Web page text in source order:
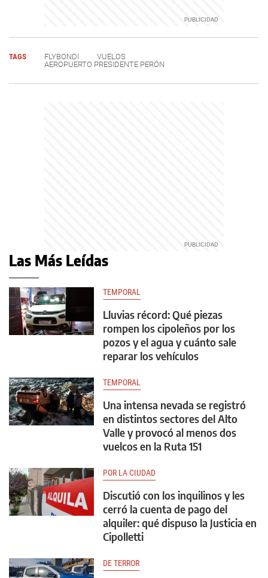
TAGS FLYBONDI
VUELOS
AEROPUERTO PRESIDENTE PERÓN
Las Más Leídas
TEMPORAL
Lluvias récord: Qué piezas
rompen los cipoleños por los
pozos y el agua y cuánto sale
reparar los vehículos
TEMPORAL
Una intensa nevada se registró
en distintos sectores del Alto
Valle y provocó al menos dos
vuelcos en la Ruta 151
POR LA CIUDAD
Discutió con los inquilinos y les
cerró la cuenta de pago del
alquiler: qué dispuso la Justicia en
Cipolletti
DE TERROR